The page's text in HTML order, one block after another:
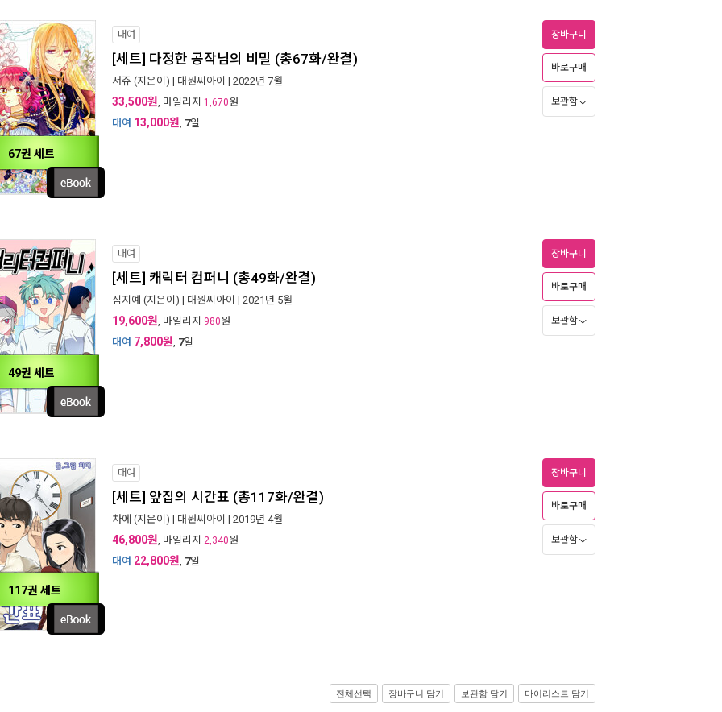
67권 세트
대여
[세트] 다정한 공작님의 비밀 (총67화/완결)
서쥬 (지은이) | 대원씨아이 | 2022년 7월
33,500원, 마일리지 1,670원
대여 13,000원, 7일
장바구니
바로구매
보관함
49권 세트
대여
[세트] 캐릭터 컴퍼니 (총49화/완결)
심지예 (지은이) | 대원씨아이 | 2021년 5월
19,600원, 마일리지 980원
대여 7,800원, 7일
장바구니
바로구매
보관함
117권 세트
대여
[세트] 앞집의 시간표 (총117화/완결)
차에 (지은이) | 대원씨아이 | 2019년 4월
46,800원, 마일리지 2,340원
대여 22,800원, 7일
장바구니
바로구매
보관함
전체선택 장바구니 담기 보관함 담기 마이리스트 담기